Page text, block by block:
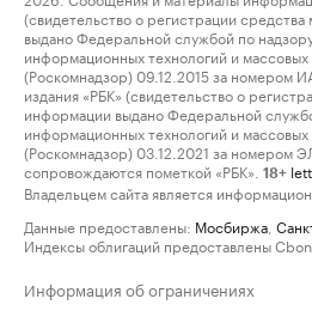
(свидетельство о регистрации
выдано Федеральной службой по
информационных технологий и
(Роскомнадзор) 09.12.2015 за номером
издания «РБК» (свидетельство о
информации выдано Федеральной
информационных технологий и
(Роскомнадзор) 03.12.2021 за номером
сопровождаются пометкой «РБК».
18+
Владельцем сайта является
Данные предоставлены: Мосбиржа
Индексы облигаций предоставлены
Информация об ограничениях